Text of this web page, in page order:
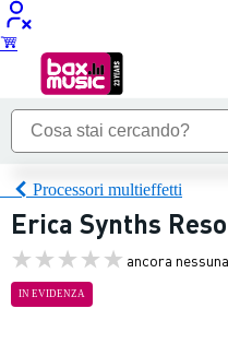
Processori multieffetti
Erica Synths
ancora
IN EVIDENZA